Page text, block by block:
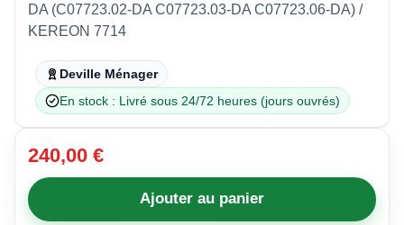
DA (C07723.02-DA C07723.03-DA C07723.06-DA) /
KEREON 7714
Deville Ménager
En stock : Livré sous 24/72 heures (jours ouvrés)
240,00 €
Ajouter au panier